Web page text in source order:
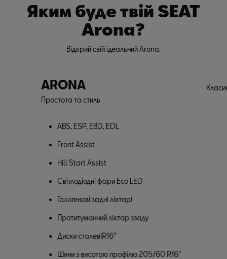
Яким буде твій SEAT
Arona?
Відкрий свій ідеальний Arona.
ARONA
Простота та стиль
ABS, ESP, EBD, EDL
Front Assist
Hill Start Assist
Світлодіодні фари Eco LED
Галогенові задні ліхтарі
Протитуманний ліхтар ззаду
Диски сталевіR16"
Шини з висотою профілю 205/60 R16"